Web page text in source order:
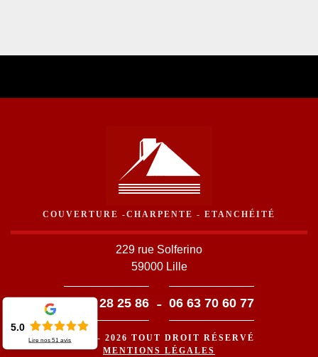
COUVERTURE -CHARPENTE - ETANCHÉITÉ
229 rue Solferino
59000 Lille
03 59 28 25 86 - 06 63 70 60 77
©2016 - 2026 TOUT DROIT RÉSERVÉ
MENTIONS LÉGALES
5.0
Lire nos51 avis